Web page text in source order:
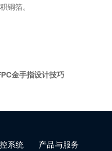
铜箔。
金手指设计技巧
系统
产品与服务